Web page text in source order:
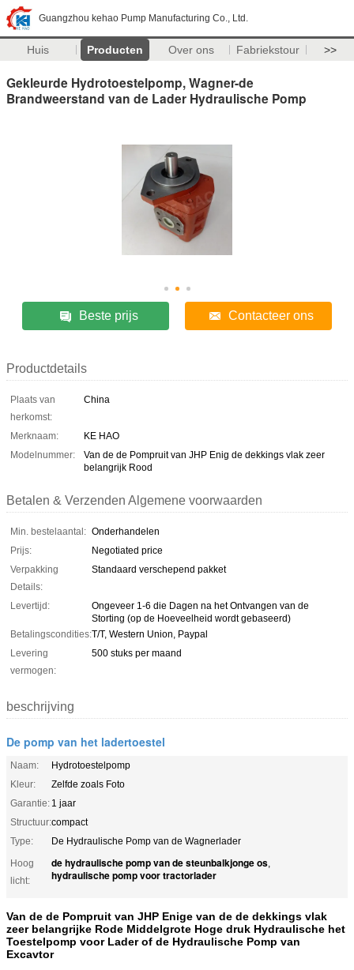
Guangzhou kehao Pump Manufacturing Co., Ltd.
Huis Producten Over ons Fabriekstour >>
Gekleurde Hydrotoestelpomp, Wagner-de
Brandweerstand van de Lader Hydraulische Pomp
Beste prijs Contacteer ons
Productdetails
Plaats van
herkomst:
China
Merknaam:
KE HAO
Modelnummer:
Van de de Pompruit van JHP Enig de dekkings vlak zeer
belangrijk Rood
Betalen & Verzenden Algemene voorwaarden
Min. bestelaantal: Onderhandelen
Prijs:
Negotiated price
Verpakking
Details:
Standaard verschepend pakket
Levertijd:
Ongeveer 1-6 die Dagen na het Ontvangen van de
Storting (op de Hoeveelheid wordt gebaseerd)
Betalingscondities:T/T, Western Union, Paypal
Levering
vermogen:
500 stuks per maand
beschrijving
De pomp van het ladertoestel
Naam:
Hydrotoestelpomp
Kleur:
Zelfde zoals Foto
Garantie: 1 jaar
Structuur:compact
Type:
De Hydraulische Pomp van de Wagnerlader
Hoog
licht:
de hydraulische pomp van de steunbalkjonge os,
hydraulische pomp voor tractorlader
Van de de Pompruit van JHP Enige van de de dekkings vlak
zeer belangrijke Rode Middelgrote Hoge druk Hydraulische het
Toestelpomp voor Lader of de Hydraulische Pomp van
Excavtor